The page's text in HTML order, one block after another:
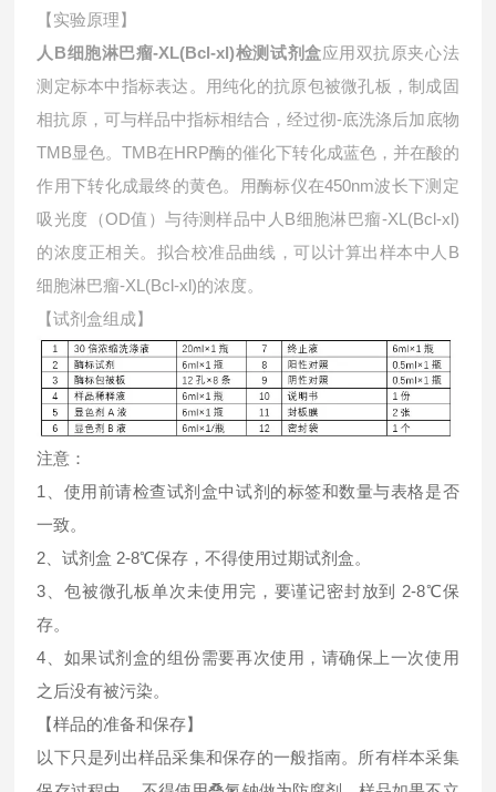
【实验原理】
人B细胞淋巴瘤-XL(Bcl-xl)检测试剂盒应用双抗原夹心法
测定标本中指标表达。用纯化的抗原包被微孔板，制成固
相抗原，可与样品中指标相结合，经过彻-底洗涤后加底物
TMB显色。TMB在HRP酶的催化下转化成蓝色，并在酸的
作用下转化成最终的黄色。用酶标仪在450nm波长下测定
吸光度（OD值）与待测样品中 人B细胞淋巴瘤-XL(Bcl-xl)
的浓度正相关。拟合校准品曲线，可以计算出样本中 人B
细胞淋巴瘤-XL(Bcl-xl)的浓度。
【试剂盒组成】
注意：
1、使用前请检查试剂盒中试剂的标签和数量与表格是否
一致。
2、试剂盒 2-8℃保存，不得使用过期试剂盒。
3、包被微孔板单次未使用完，要谨记密封放到 2-8℃保
存。
4、如果试剂盒的组份需要再次使用，请确保上一次使用
之后没有被污染。
【样品的准备和保存】
以下只是列出样品采集和保存的一般指南。所有样本采集